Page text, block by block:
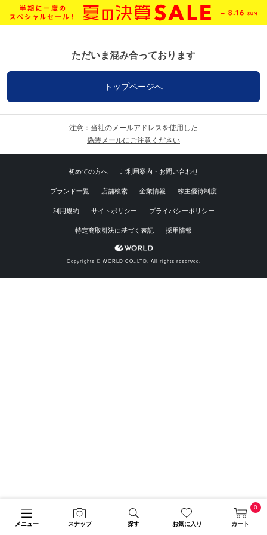
メニュー スナップ 探す お気に入り カート
0
ただいま混み合っております
トップページへ
注意：当社のメールアドレスを使用した
偽装メールにご注意ください
初めての方へ ご利用案内・お問い合わせ
ブランド一覧 店舗検索 企業情報 株主優待制度
利用規約 サイトポリシー プライバシーポリシー
特定商取引法に基づく表記 採用情報
Copyrights © WORLD CO.,LTD. All rights reserved.